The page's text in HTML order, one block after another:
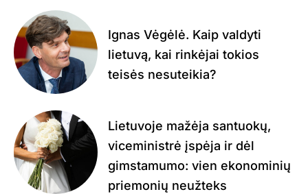
Ignas Vėgėlė. Kaip valdyti
lietuvą, kai rinkėjai tokios
teisės nesuteikia?
Lietuvoje mažėja santuokų,
viceministrė įspėja ir dėl
gimstamumo: vien ekonominių
priemonių neužteks